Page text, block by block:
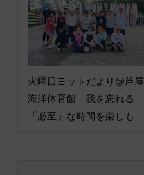
火曜日ヨットだより@芦屋
海洋体育館 我を忘れる
「必至」な時間を楽しも...